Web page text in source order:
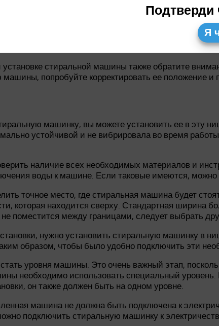
проверьте, не наклонилась ли машина и
(например, стеной или кухонным столом).
установке стиральной машины также обратите
попробуйте корректировать ее положение и
машинку, вы можете установить ее в эту
устойчивой и не вибрировала во время
наличие всех необходимых материалов и
воды к машине. Если таковые имеются, можно
точное место, где стиральная машина будет
которая находится сверху. Стандартная
поместится между границами, следует выбрать
нужно установить стиральную машинку в
образом, чтобы было удобно подключить эти
уровня машины. Это очень важный этап,
необходимо использовать специальный
он также должен быть на одном уровне.
машина не должна быть подключена к
подключить стиральную машинку к
Подтверди
Я